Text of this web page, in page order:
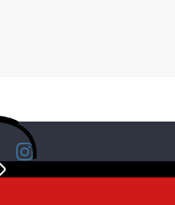
. All rights reserved.